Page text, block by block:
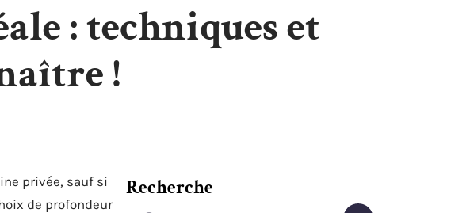
: techniques et
!
privée, sauf si
de profondeur
Recherche